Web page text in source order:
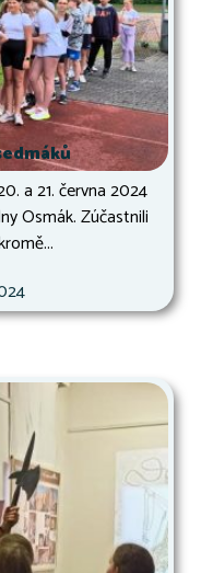
a 21. června 2024
Osmák. Zúčastnili